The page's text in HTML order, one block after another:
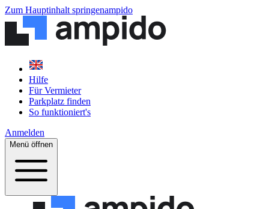
Zum Hauptinhalt springenampido
Hilfe
Für Vermieter
Parkplatz finden
So funktioniert's
Anmelden
Menü öffnen